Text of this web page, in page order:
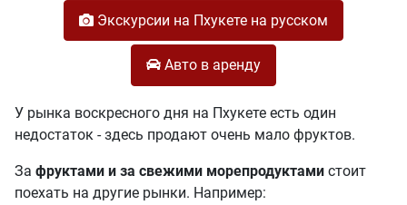
Экскурсии на Пхукете на русском
Авто в аренду
У рынка воскресного дня на Пхукете есть один
недостаток - здесь продают очень мало фруктов.
За фруктами и за свежими морепродуктами стоит
поехать на другие рынки. Например: